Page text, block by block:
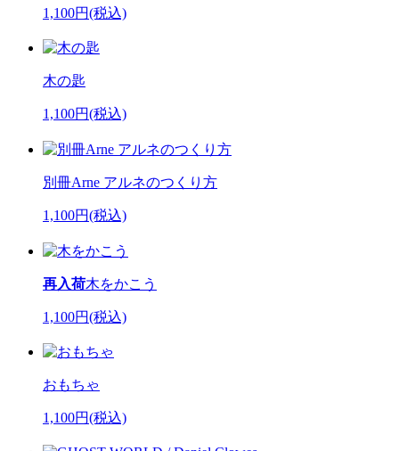
1,100円(税込)
木の匙
1,100円(税込)
別冊Arne アルネのつくり方
1,100円(税込)
再入荷木をかこう
1,100円(税込)
おもちゃ
1,100円(税込)